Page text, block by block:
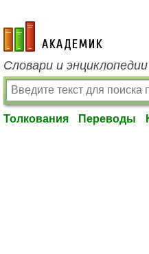
academic.ru
Словари и
Толкования Переводы